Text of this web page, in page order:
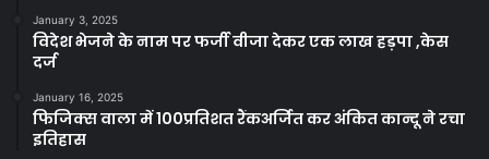
January 3, 2025
विदेश भेजने के नाम पर फर्जी वीजा देकर एक लाख हड़पा ,केस
दर्ज
January 16, 2025
फिजिक्स वाला में 100प्रतिशत रैंकअर्जित कर अंकित कान्दू ने रचा
इतिहास